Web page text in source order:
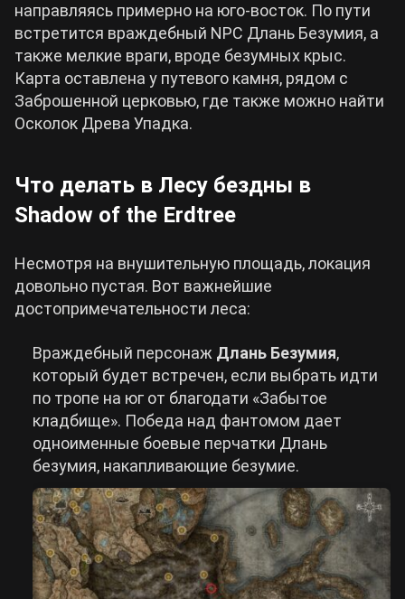
направляясь примерно на юго-восток. По пути
встретится враждебный NPC Длань Безумия, а
также мелкие враги, вроде безумных крыс.
Карта оставлена у путевого камня, рядом с
Заброшенной церковью, где также можно найти
Осколок Древа Упадка.
Что делать в Лесу бездны в
Shadow of the Erdtree
Несмотря на внушительную площадь, локация
довольно пустая. Вот важнейшие
достопримечательности леса:
Враждебный персонаж Длань Безумия,
который будет встречен, если выбрать идти
по тропе на юг от благодати «Забытое
кладбище». Победа над фантомом дает
одноименные боевые перчатки Длань
безумия, накапливающие безумие.